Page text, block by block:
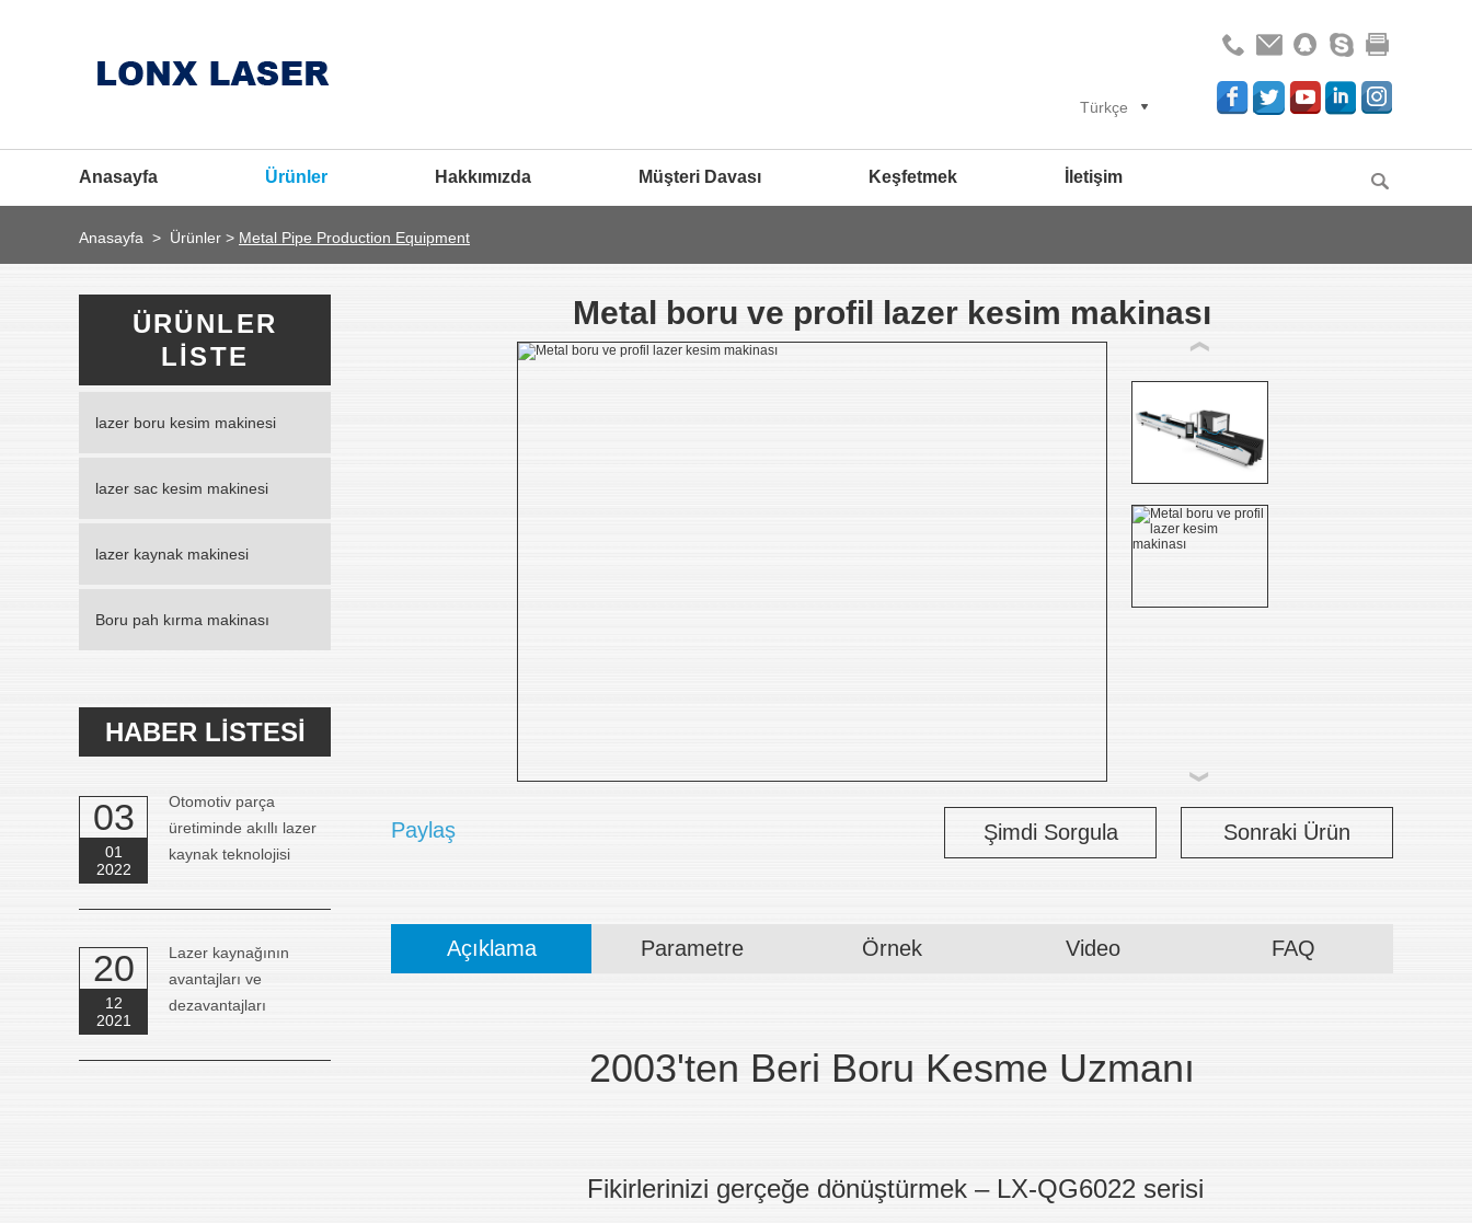
Türkçe
Anasayfa Ürünler Hakkımızda Müşteri Davası Keşfetmek İletişim
Anasayfa > Ürünler > Metal Pipe Production Equipment
Metal boru ve profil lazer kesim makinası
Paylaş Şimdi Sorgula Sonraki Ürün
Açıklama Parametre Örnek Video FAQ
2003'ten Beri Boru Kesme Uzmanı
Fikirlerinizi gerçeğe dönüştürmek – LX-QG6022 serisi
ÜRÜNLER
LISTE
lazer boru kesim makinesi
lazer sac kesim makinesi
lazer kaynak makinesi
Boru pah kırma makinası
HABER LISTESI
03
01
2022
Otomotiv parça
üretiminde akıllı lazer
kaynak teknolojisi
20
12
2021
Lazer kaynağının
avantajları ve
dezavantajları